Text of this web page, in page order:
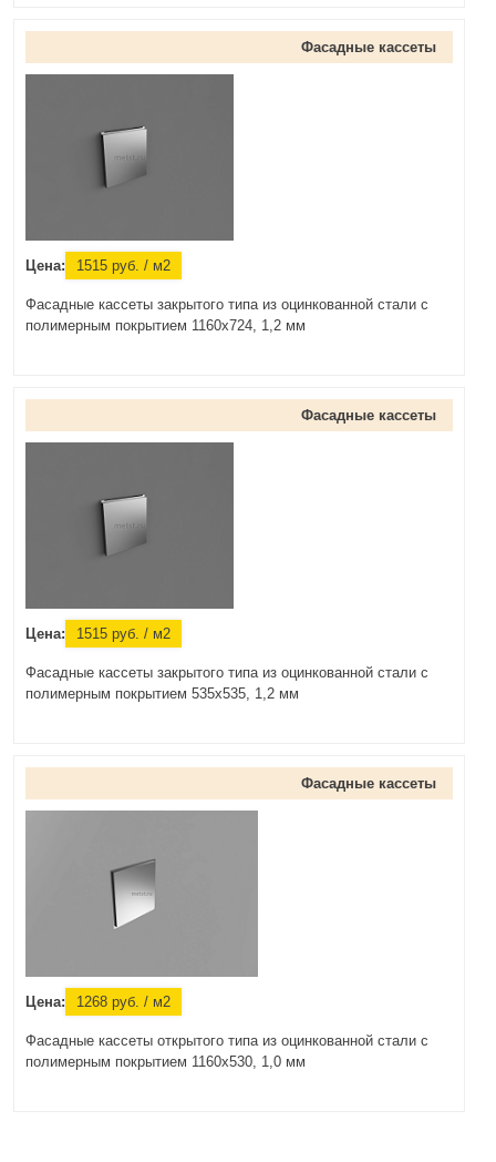
Фасадные кассеты
Цена: 1515 руб. / м2
Фасадные кассеты закрытого типа из оцинкованной стали с
полимерным покрытием 1160х724, 1,2 мм
Фасадные кассеты
Цена: 1515 руб. / м2
Фасадные кассеты закрытого типа из оцинкованной стали с
полимерным покрытием 535х535, 1,2 мм
Фасадные кассеты
Цена: 1268 руб. / м2
Фасадные кассеты открытого типа из оцинкованной стали с
полимерным покрытием 1160х530, 1,0 мм